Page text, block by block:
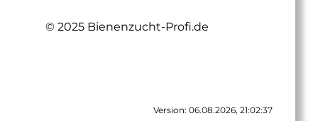
© 2025 Bienenzucht-Profi.de
Version: 06.08.2026, 21:02:37